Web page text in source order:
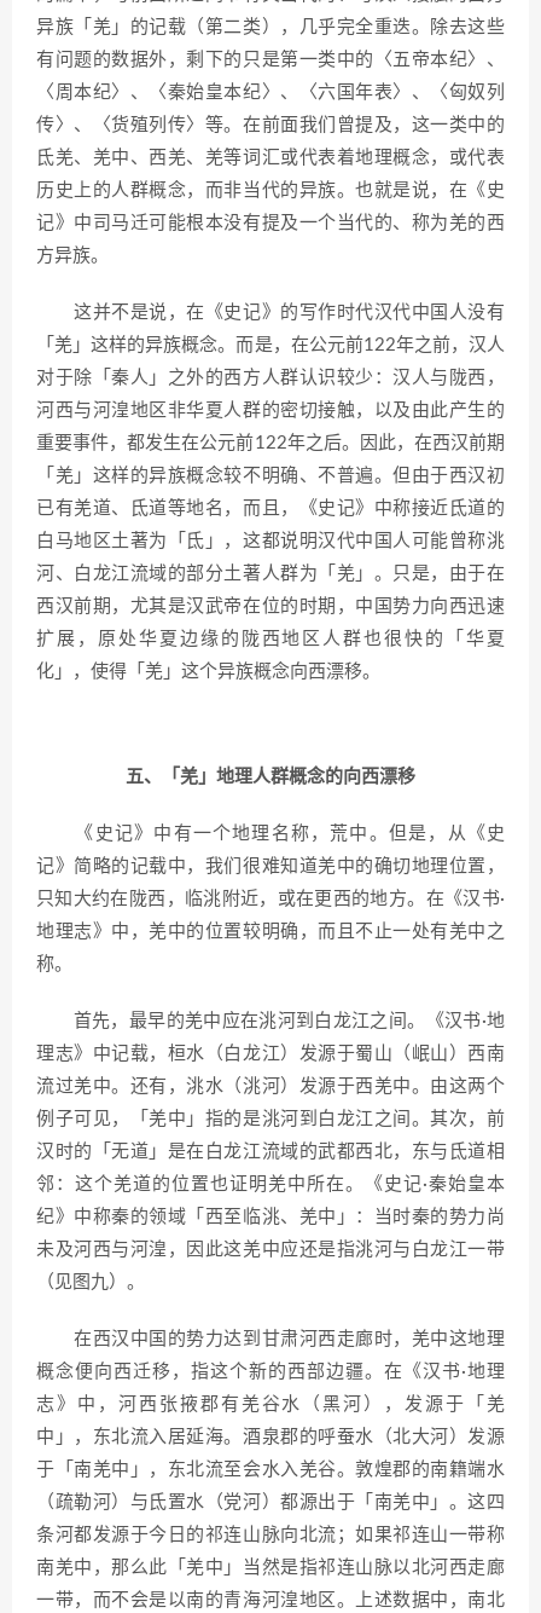
异族「羌」的记载（第二类），几乎完全重迭。除去这些
有问题的数据外，剩下的只是第一类中的〈五帝本纪〉、
〈周本纪〉、〈秦始皇本纪〉、〈六国年表〉、〈匈奴列
传〉、〈货殖列传〉等。在前面我们曾提及，这一类中的
氐羌、羌中、西羌、羌等词汇或代表着地理概念，或代表
历史上的人群概念，而非当代的异族。也就是说，在《史
记》中司马迁可能根本没有提及一个当代的、称为羌的西
方异族。
这并不是说，在《史记》的写作时代汉代中国人没有
「羌」这样的异族概念。而是，在公元前122年之前，汉人
对于除「秦人」之外的西方人群认识较少：汉人与陇西，
河西与河湟地区非华夏人群的密切接触，以及由此产生的
重要事件，都发生在公元前122年之后。因此，在西汉前期
「羌」这样的异族概念较不明确、不普遍。但由于西汉初
已有羌道、氐道等地名，而且，《史记》中称接近氐道的
白马地区土著为「氐」，这都说明汉代中国人可能曾称洮
河、白龙江流域的部分土著人群为「羌」。只是，由于在
西汉前期，尤其是汉武帝在位的时期，中国势力向西迅速
扩展，原处华夏边缘的陇西地区人群也很快的「华夏
化」，使得「羌」这个异族概念向西漂移。
五、「羌」地理人群概念的向西漂移
《史记》中有一个地理名称，荒中。但是，从《史
记》简略的记载中，我们很难知道羌中的确切地理位置，
只知大约在陇西，临洮附近，或在更西的地方。在《汉书·
地理志》中，羌中的位置较明确，而且不止一处有羌中之
称。
首先，最早的羌中应在洮河到白龙江之间。《汉书·地
理志》中记载，桓水（白龙江）发源于蜀山（岷山）西南
流过羌中。还有，洮水（洮河）发源于西羌中。由这两个
例子可见，「羌中」指的是洮河到白龙江之间。其次，前
汉时的「无道」是在白龙江流域的武都西北，东与氐道相
邻：这个羌道的位置也证明羌中所在。《史记·秦始皇本
纪》中称秦的领域「西至临洮、羌中」：当时秦的势力尚
未及河西与河湟，因此这羌中应还是指洮河与白龙江一带
（见图九）。
在西汉中国的势力达到甘肃河西走廊时，羌中这地理
概念便向西迁移，指这个新的西部边疆。在《汉书·地理
志》中，河西张掖郡有羌谷水（黑河），发源于「羌
中」，东北流入居延海。酒泉郡的呼蚕水（北大河）发源
于「南羌中」，东北流至会水入羌谷。敦煌郡的南籍端水
（疏勒河）与氐置水（党河）都源出于「南羌中」。这四
条河都发源于今日的祁连山脉向北流；如果祁连山一带称
南羌中，那么此「羌中」当然是指祁连山脉以北河西走廊
一带，而不会是以南的青海河湟地区。上述数据中，南北